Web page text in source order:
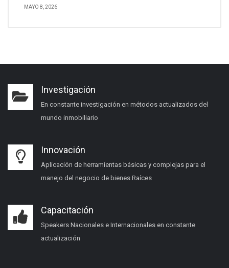
MAYO 8, 2026
Investigación
En constante investigación en métodos actualizados del
mundo inmobiliario
Innovación
Aplicación de herramientas básicas y complejas para el
manejo del negocio de bienes Raíces
Capacitación
Speakers Nacionales e Internacionales en constante
actualización